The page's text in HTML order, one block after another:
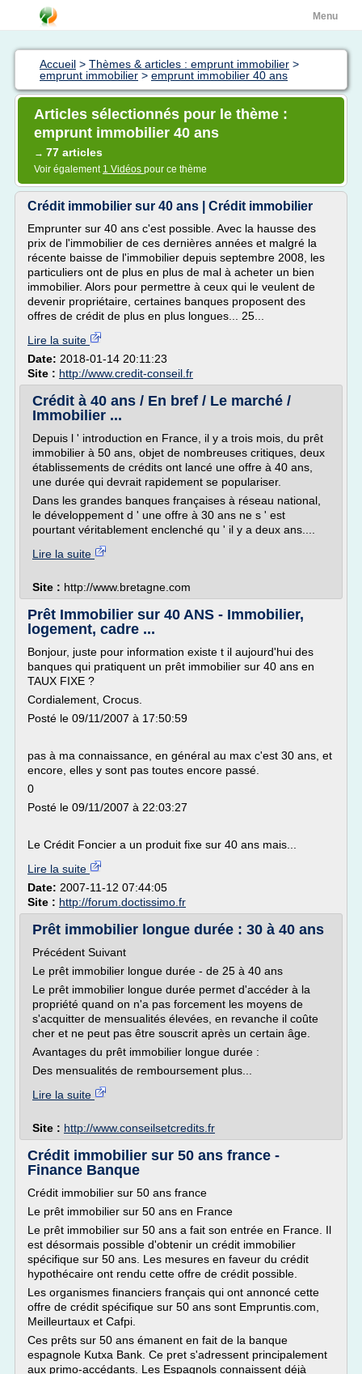
Menu
Accueil > Thèmes & articles : emprunt immobilier >
emprunt immobilier > emprunt immobilier 40 ans
Articles sélectionnés pour le thème :
emprunt immobilier 40 ans
→ 77 articles
Voir également 1 Vidéos pour ce thème
Crédit immobilier sur 40 ans | Crédit immobilier
Emprunter sur 40 ans c'est possible. Avec la hausse des
prix de l'immobilier de ces dernières années et malgré la
récente baisse de l'immobilier depuis septembre 2008, les
particuliers ont de plus en plus de mal à acheter un bien
immobilier. Alors pour permettre à ceux qui le veulent de
devenir propriétaire, certaines banques proposent des
offres de crédit de plus en plus longues... 25...
Lire la suite
Date: 2018-01-14 20:11:23
Site : http://www.credit-conseil.fr
Crédit à 40 ans / En bref / Le marché /
Immobilier ...
Depuis l ' introduction en France, il y a trois mois, du prêt
immobilier à 50 ans, objet de nombreuses critiques, deux
établissements de crédits ont lancé une offre à 40 ans,
une durée qui devrait rapidement se populariser.
Dans les grandes banques françaises à réseau national,
le développement d ' une offre à 30 ans ne s ' est
pourtant véritablement enclenché qu ' il y a deux ans....
Lire la suite
Site : http://www.bretagne.com
Prêt Immobilier sur 40 ANS - Immobilier,
logement, cadre ...
Bonjour, juste pour information existe t il aujourd'hui des
banques qui pratiquent un prêt immobilier sur 40 ans en
TAUX FIXE ?
Cordialement, Crocus.
Posté le 09/11/2007 à 17:50:59
pas à ma connaissance, en général au max c'est 30 ans, et
encore, elles y sont pas toutes encore passé.
0
Posté le 09/11/2007 à 22:03:27
Le Crédit Foncier a un produit fixe sur 40 ans mais...
Lire la suite
Date: 2007-11-12 07:44:05
Site : http://forum.doctissimo.fr
Prêt immobilier longue durée : 30 à 40 ans
Précédent Suivant
Le prêt immobilier longue durée - de 25 à 40 ans
Le prêt immobilier longue durée permet d'accéder à la
propriété quand on n'a pas forcement les moyens de
s'acquitter de mensualités élevées, en revanche il coûte
cher et ne peut pas être souscrit après un certain âge.
Avantages du prêt immobilier longue durée :
Des mensualités de remboursement plus...
Lire la suite
Site : http://www.conseilsetcredits.fr
Crédit immobilier sur 50 ans france -
Finance Banque
Crédit immobilier sur 50 ans france
Le prêt immobilier sur 50 ans en France
Le prêt immobilier sur 50 ans a fait son entrée en France. Il
est désormais possible d'obtenir un crédit immobilier
spécifique sur 50 ans. Les mesures en faveur du crédit
hypothécaire ont rendu cette offre de crédit possible.
Les organismes financiers français qui ont annoncé cette
offre de crédit spécifique sur 50 ans sont Empruntis.com,
Meilleurtaux et Cafpi.
Ces prêts sur 50 ans émanent en fait de la banque
espagnole Kutxa Bank. Ce pret s'adressent principalement
aux primo-accédants. Les Espagnols connaissent déjà